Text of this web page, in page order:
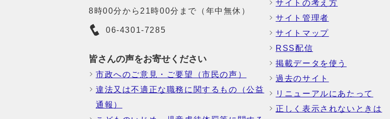
8時00分から21時00分まで（年中無休）
06-4301-7285
皆さんの声をお寄せください
市政へのご意見・ご要望（市民の声）
違法又は不適正な職務に関するもの（公益
通報）
サイトの考え方
サイト管理者
サイトマップ
RSS配信
掲載データを使う
過去のサイト
リニューアルにあたって
正しく表示されないときは